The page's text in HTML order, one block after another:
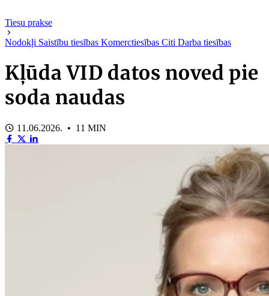
Tiesu prakse
Nodokļi Saistību tiesības Komerctiesības Citi Darba tiesības
Kļūda VID datos noved pie
soda naudas
11.06.2026. • 11 MIN